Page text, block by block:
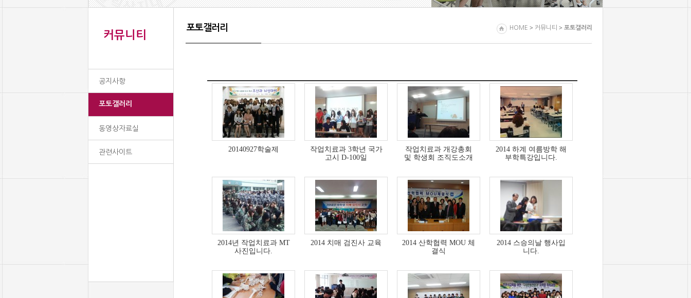
커뮤니티
공지사항
포토갤러리
동영상자료실
관련사이트
포토갤러리 HOME > 커뮤니티 > 포토갤러리
20140927학술제
작업치료과 3학년 국가
고시 D-100일
작업치료과 개강총회
및 학생회 조직도소개
2014 하계 여름방학 해
부학특강입니다.
2014년 작업치료과 MT
사진입니다.
2014 치매 검진사 교육
2014 산학협력 MOU 체
결식
2014 스승의날 행사입
니다.